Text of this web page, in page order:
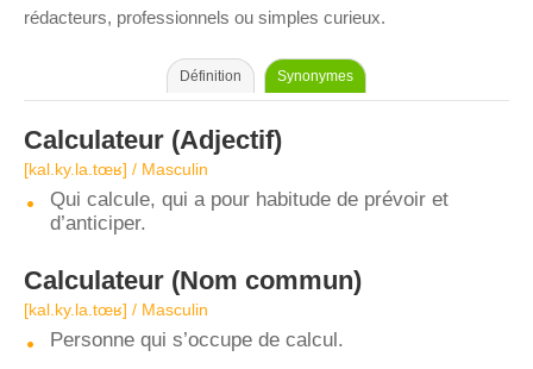
rédacteurs, professionnels ou simples curieux.
Définition Synonymes
Calculateur (Adjectif)
[kal.ky.la.tœʁ] / Masculin
Qui calcule, qui a pour habitude de prévoir et
d’anticiper.
Calculateur (Nom commun)
[kal.ky.la.tœʁ] / Masculin
Personne qui s’occupe de calcul.